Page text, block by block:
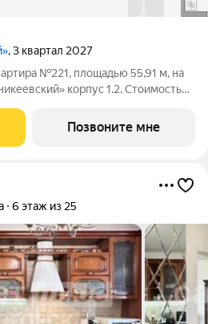
, 3 квартал 2027
№221, площадью 55,91 м, на
корпус 1.2. Стоимость
Проект расположился в
Позвоните мне
6 этаж из 25